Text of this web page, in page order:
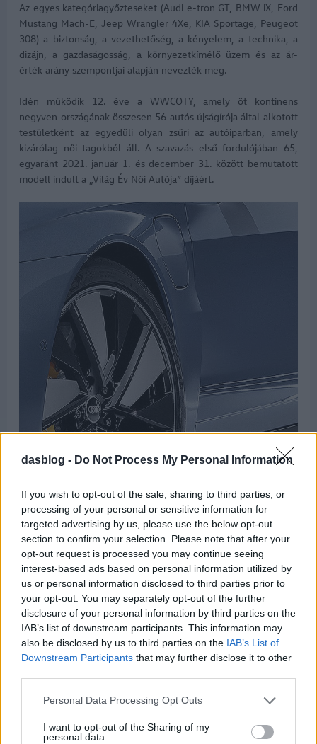
dasblog - Do Not Process My Personal Information
If you wish to opt-out of the sale, sharing to third parties, or
processing of your personal or sensitive information for
targeted advertising by us, please use the below opt-out
section to confirm your selection. Please note that after your
opt-out request is processed you may continue seeing
interest-based ads based on personal information utilized by
us or personal information disclosed to third parties prior to
your opt-out. You may separately opt-out of the further
disclosure of your personal information by third parties on the
IAB’s list of downstream participants. This information may
also be disclosed by us to third parties on the IAB’s List of
Downstream Participants that may further disclose it to other
Please note that this website/app uses one or more Google
not limited to your visit or usage behaviour. You may click to
grant or deny consent to Google and its third-party tags to
Personal Data Processing Opt Outs
I want to opt-out of the Sharing of my
personal data.
Az egyes kategóriagyőzteseket (Audi e-tron GT, BMW iX, Ford
Mustang Mach-E, Jeep Wrangler 4Xe, KIA Sportage, Peugeot
308) a biztonság, a vezethetőség, a kényelem, a technika, a
dizájn, a gazdaságosság, a környezetkímélő üzem és az ár-
érték arány szempontjai alapján nevezték meg.
Idén működik 12. éve a WWCOTY, amely öt kontinens
negyven országának összesen 56 autós újságírója által alkotott
testületként az egyedüli olyan zsűri az autóiparban, amely
kizárólag női tagokból áll. A szavazás első fordulójában 65,
egyaránt 2021. január 1. és december 31. között bemutatott
modell indult a „Világ Év Női Autója” díjáért.
A zsűritagok a világjárvány idején az élet és a munka terén
felvetődő, egyaránt jelentős kihívások ellenére is különös
erőfeszítéseket tettek annak érdekében, hogy e modellek
volánja mögé ülve értékelhessék őket. Ezt követően a
zsűritagok a hat kategóriagyőztes közül választják ki az Év
Legjobb Autóját („Best Car of the Year”). Az eredményhirdetés
március második hetében, azaz a Nemzetközi Nőnap körül
várható.